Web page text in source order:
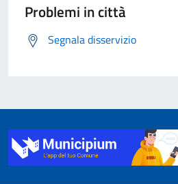
Problemi in città
Segnala disservizio